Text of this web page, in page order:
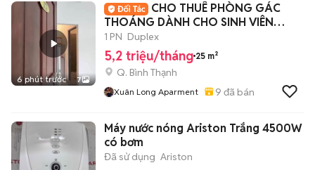
6 phút trước 7
CHO THUÊ PHÒNG GÁC
THOÁNG DÀNH CHO SINH VIÊN
HUTECH, GTVT, FTU
1 PN Duplex
5,2 triệu/tháng 25 m²
Q. Bình Thạnh
Xuân Long Aparment 9 đã bán
Máy nước nóng Ariston Trắng 4500W
có bơm
Đã sử dụng Ariston